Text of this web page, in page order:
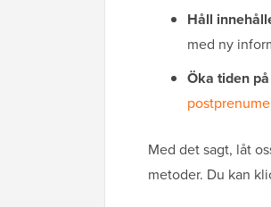
Håll
med ny
Öka tiden
Med det sagt, låt
metoder. Du kan